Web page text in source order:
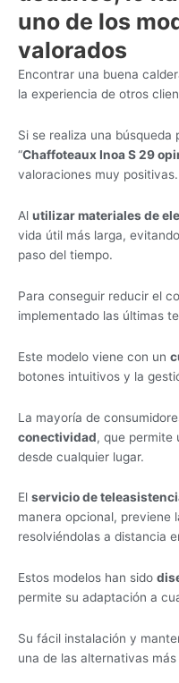
uno de los
valorados
Encontrar una buena
la experiencia de otros
Si se realiza una
“Chaffoteaux Inoa S 29
valoraciones muy positivas.
Al utilizar materiales de
vida útil más larga,
paso del tiempo.
Para conseguir reducir el
implementado las últimas
Este modelo viene con un
botones intuitivos y la
La mayoría de
conectividad, que permite
desde cualquier lugar.
El servicio de
manera opcional, previene
resolviéndolas a distancia
Estos modelos han sido
permite su adaptación a
Su fácil instalación y
una de las alternativas